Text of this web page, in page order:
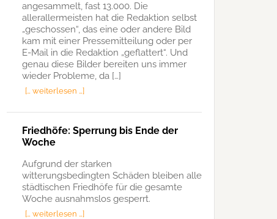
angesammelt, fast 13.000. Die
allerallermeisten hat die Redaktion selbst
„geschossen“, das eine oder andere Bild
kam mit einer Pressemitteilung oder per
E-Mail in die Redaktion „geflattert“. Und
genau diese Bilder bereiten uns immer
wieder Probleme, da […]
[… weiterlesen …]
Friedhöfe: Sperrung bis Ende der
Woche
Aufgrund der starken
witterungsbedingten Schäden bleiben alle
städtischen Friedhöfe für die gesamte
Woche ausnahmslos gesperrt.
[… weiterlesen …]